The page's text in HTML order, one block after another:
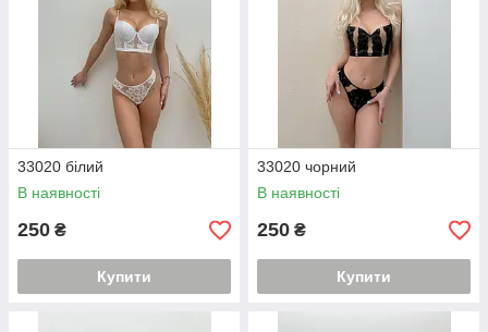
33020 білий
В наявності
250 ₴
Купити
33020 чорний
В наявності
250 ₴
Купити